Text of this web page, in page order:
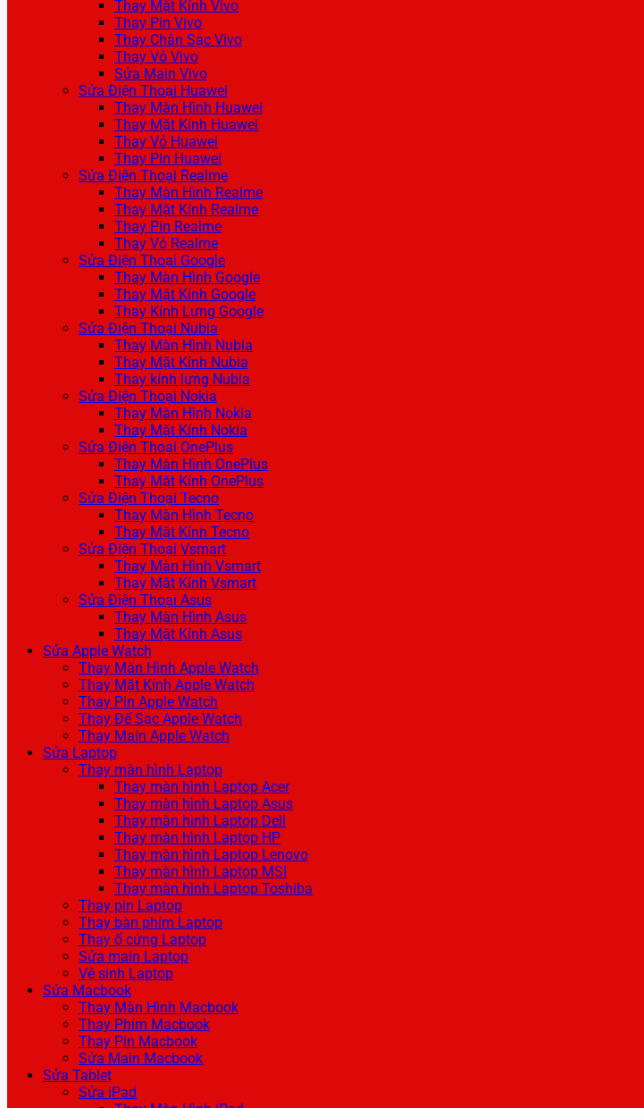
Thay Mặt Kính Vivo
Thay Pin Vivo
Thay Chân Sạc Vivo
Thay Vỏ Vivo
Sửa Main Vivo
Sửa Điện Thoại Huawei
Thay Màn Hình Huawei
Thay Mặt Kính Huawei
Thay Vỏ Huawei
Thay Pin Huawei
Sửa Điện Thoại Realme
Thay Màn Hình Realme
Thay Mặt Kính Realme
Thay Pin Realme
Thay Vỏ Realme
Sửa Điện Thoại Google
Thay Màn Hình Google
Thay Mặt Kính Google
Thay Kính Lưng Google
Sửa Điện Thoại Nubia
Thay Màn Hình Nubia
Thay Mặt Kính Nubia
Thay kính lưng Nubia
Sửa Điện Thoại Nokia
Thay Màn Hình Nokia
Thay Mặt Kính Nokia
Sửa Điện Thoại OnePlus
Thay Màn Hình OnePlus
Thay Mặt Kính OnePlus
Sửa Điện Thoại Tecno
Thay Màn Hình Tecno
Thay Mặt Kính Tecno
Sửa Điện Thoại Vsmart
Thay Màn Hình Vsmart
Thay Mặt Kính Vsmart
Sửa Điện Thoại Asus
Thay Màn Hình Asus
Thay Mặt Kính Asus
Sửa Apple Watch
Thay Màn Hình Apple Watch
Thay Mặt Kính Apple Watch
Thay Pin Apple Watch
Thay Đế Sạc Apple Watch
Thay Main Apple Watch
Sửa Laptop
Thay màn hình Laptop
Thay màn hình Laptop Acer
Thay màn hình Laptop Asus
Thay màn hình Laptop Dell
Thay màn hình Laptop HP
Thay màn hình Laptop Lenovo
Thay màn hình Laptop MSI
Thay màn hình Laptop Toshiba
Thay pin Laptop
Thay bàn phím Laptop
Thay ổ cứng Laptop
Sửa main Laptop
Vệ sinh Laptop
Sửa Macbook
Thay Màn Hình Macbook
Thay Phím Macbook
Thay Pin Macbook
Sửa Main Macbook
Sửa Tablet
Sửa iPad